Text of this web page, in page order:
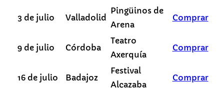
3 de julio Valladolid
Pingüinos de
Arena
Comprar
9 de julio Córdoba
Teatro
Axerquía
Comprar
16 de julio Badajoz
Festival
Alcazaba
Comprar